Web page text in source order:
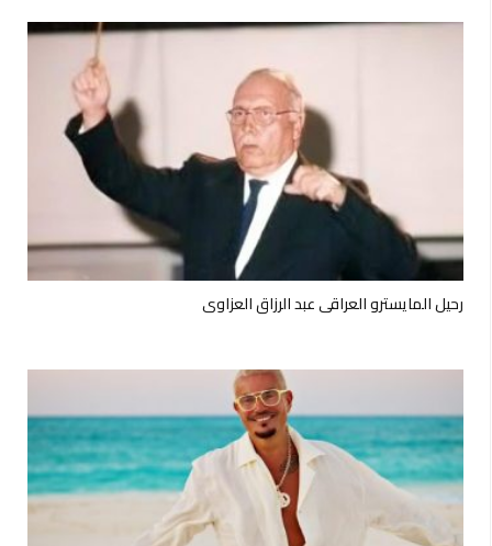
رحيل المايسترو العراقي عبد الرزاق العزاوي